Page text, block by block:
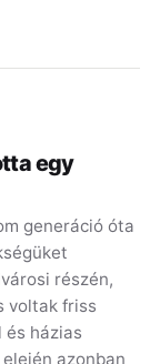
egy
generáció óta
részén,
voltak friss
és házias
azonban